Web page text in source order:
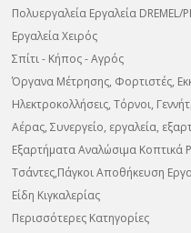
Πολυεργαλεία Εργαλεία DREMEL/
Εργαλεία Χειρός
Σπίτι - Κήπος - Αγρός
Όργανα Μέτρησης, Φορτιστές,
Ηλεκτροκολλήσεις, Τόρνοι,
Αέρας, Συνεργείο, εργαλεία,
Εξαρτήματα Αναλώσιμα Κοπτικά
Τσάντες,Πάγκοι Αποθήκευση
Είδη Κιγκαλερίας
Περισσότερες Κατηγορίες